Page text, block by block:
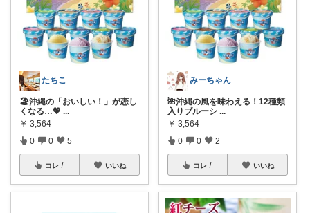
たちこ
🏖️沖縄の「おいしい！」が恋し
くなる…💖 ...
￥ 3,564
0 0 5
コレ いいね
みーちゃん
🌺沖縄の風を味わえる！12種類
入りブルーシ ...
￥ 3,564
0 0 2
コレ いいね